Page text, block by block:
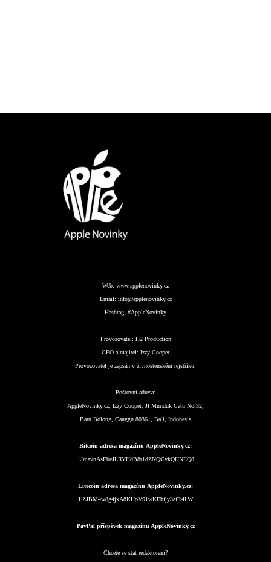
Web: www.applenovinky.cz
Email: info@applenovinky.cz
Hashtag: #AppleNovinky
Provozovatel: H2 Production
CEO a majitel: Izzy Cooper
Provozovatel je zapsán v živnostenském rejstříku.
Poštovní adresa:
AppleNovinky.cz, Izzy Cooper, Jl Munduk Catu No.32,
Batu Bolong, Canggu 80361, Bali, Indonesia
Bitcoin adresa magazínu AppleNovinky.cz:
1JmavnAsEbeJLRYHdB8t1dZNQCykQHNEQ8
Litecoin adresa magazínu AppleNovinky.cz:
LZJBM4w8g4jxA8KUoV91wKEbfjy3afR4LW
PayPal příspěvek magazínu AppleNovinky.cz
Chcete se stát redaktorem?